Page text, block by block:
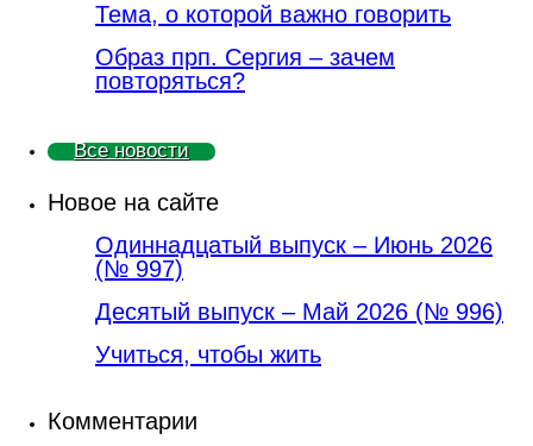
Тема, о которой важно говорить
Образ прп. Сергия – зачем
повторяться?
Все новости
Новое на сайте
Одиннадцатый выпуск – Июнь 2026
(№ 997)
Деcятый выпуск – Май 2026 (№ 996)
Учиться, чтобы жить
Комментарии